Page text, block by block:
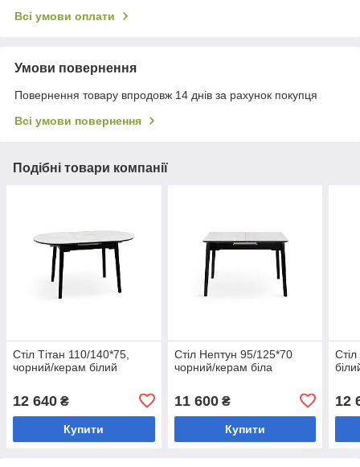
Всі умови оплати
Умови повернення
Повернення товару впродовж 14 днів за рахунок покупця
Всі умови повернення
Подібні товари компанії
Стіл Тітан 110/140*75,
чорний/керам білий
12 640 ₴
Купити
Стіл Нептун 95/125*70
чорний/керам біла
11 600₴
Купити
12